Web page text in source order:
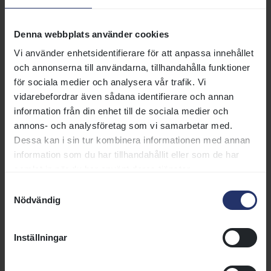
Denna webbplats använder cookies
Vi använder enhetsidentifierare för att anpassa innehållet
och annonserna till användarna, tillhandahålla funktioner
för sociala medier och analysera vår trafik. Vi
vidarebefordrar även sådana identifierare och annan
information från din enhet till de sociala medier och
annons- och analysföretag som vi samarbetar med.
Dessa kan i sin tur kombinera informationen med annan
information som du har tillhandahållit eller som de har
Nödvändig
Inställningar
Utförsel av dräktiga ston eller
ston med föl vid sidan
Utförsel av sto med föl vid sidan
När ett sto med föl vid sidan ska föras ut tillfälligt för
betäckning måste fölanmälan vara gjord och fölet
måste vara chipmärkt , DNA-typat och avritat på
Svensk Galopps konturdiagram. När fölet reser
signalementsbeskrivningen och fölets chipnummer.
Fölets chipnummer och UELN-nummer ska även finnas
I de fall fölet är mycket ungt när det blir tillfälligt utfört
tillsammans med sin mamma och fölet ännu inte tappat